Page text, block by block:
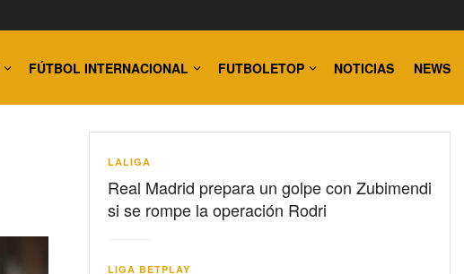
FÚTBOL INTERNACIONAL FUTBOLETOP NOTICIAS NEWS
LALIGA
Real Madrid prepara un golpe con Zubimendi
si se rompe la operación Rodri
LIGA BETPLAY